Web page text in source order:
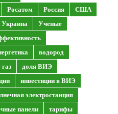
Росатом Россия
США
Украина
Ученые
водород
газ
доля ВИЭ
инвестиции в ВИЭ
электростанция
панели
тарифы